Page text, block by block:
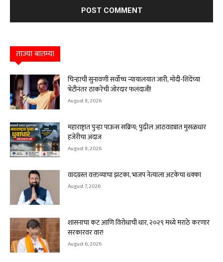
ताज्या बातम्या
चिन्हाची सुनावणी सर्वोच्च न्यायालयात जारी, मोदी-शिंदेंच्या
भेटीनंतर ठाकरेंची जोरदार फलंदाजी!
August 8, 2026
महाराष्ट्रात पुन्हा पाऊस सक्रिय; पुढील आठवड्यात मुसळधार
हजेरीचा अंदाज
August 8, 2026
वादग्रस्त वक्तव्याचा झटका, भाजप नेत्याला अटकेचा धक्का
August 7, 2026
शासनाचा कट आणि विरोधाची धार, २०२९ मध्ये मराठे करणार
सरकारवर वार!
August 6, 2026